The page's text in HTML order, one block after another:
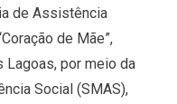
de Assistência
de Mãe”,
Lagoas, por meio da
Social (SMAS),